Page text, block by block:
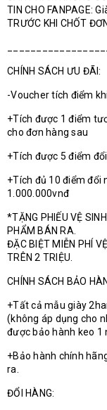
TIN CHO FANPAGE:
TRƯỚC KHI CHỐT
CHÍNH SÁCH ƯU ĐÃI:
-Voucher tích điểm
+Tích được 1 điểm
cho đơn hàng sau
+Tích được 5 điểm
+Tích đủ 10 điểm đổi
1.000.000vnđ
*TẶNG PHIẾU VỆ
PHẨM BÁN RA.
ĐẶC BIỆT MIỄN PHÍ
TRÊN 2 TRIỆU.
CHÍNH SÁCH BẢO
+Tất cả mẫu giày
(không áp dụng cho
được bảo hành keo 1
+Bảo hành chính
ra.
ĐỔI HÀNG: